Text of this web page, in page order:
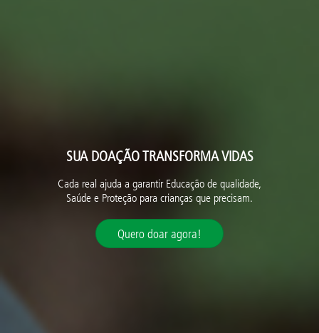
SUA DOAÇÃO TRANSFORMA VIDAS
Cada real ajuda a garantir Educação de qualidade,
Saúde e Proteção para crianças que precisam.
Quero doar agora!